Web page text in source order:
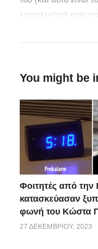
κυριολεκτικά
You might be
Φοιτητές από την
κατασκεύασαν
φωνή του Κώστα
27 ΔΕΚΕΜΒΡΊΟΥ, 2023